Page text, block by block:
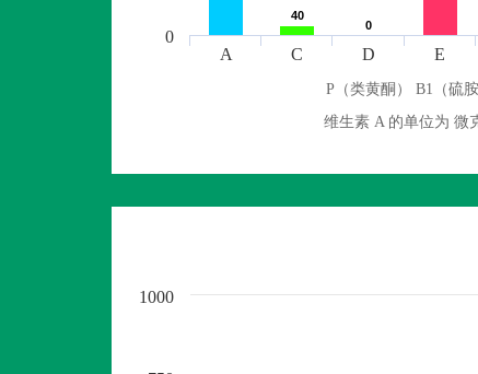
40
40
0
0
A C D E
0
P（类黄酮） B1（硫
维生素 A 的单位为 微
1000